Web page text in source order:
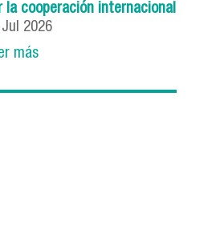
cooperación internacional
Jul 2026
más